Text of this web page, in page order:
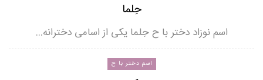
حِلما
اسم نوزاد دختر با ح حِلما یکی از اسامی دخترانه…
اسم دختر با ح